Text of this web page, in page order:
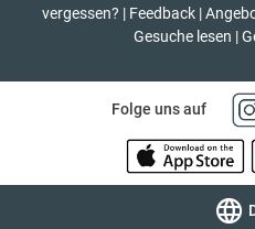
vergessen? | Feedback |
Gesuche lesen |
Folge uns auf